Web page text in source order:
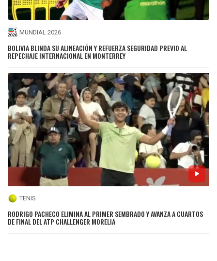
MUNDIAL 2026
BOLIVIA BLINDA SU ALINEACIÓN Y REFUERZA SEGURIDAD PREVIO AL
REPECHAJE INTERNACIONAL EN MONTERREY
TENIS
RODRIGO PACHECO ELIMINA AL PRIMER SEMBRADO Y AVANZA A CUARTOS
DE FINAL DEL ATP CHALLENGER MORELIA